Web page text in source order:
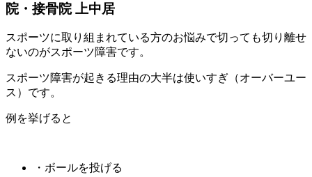
院・接骨院 上中居
スポーツに取り組まれている方のお悩みで切っても切り離せ
ないのがスポーツ障害です。
スポーツ障害が起きる理由の大半は使いすぎ（オーバーユー
ス）です。
例を挙げると
・ボールを投げる